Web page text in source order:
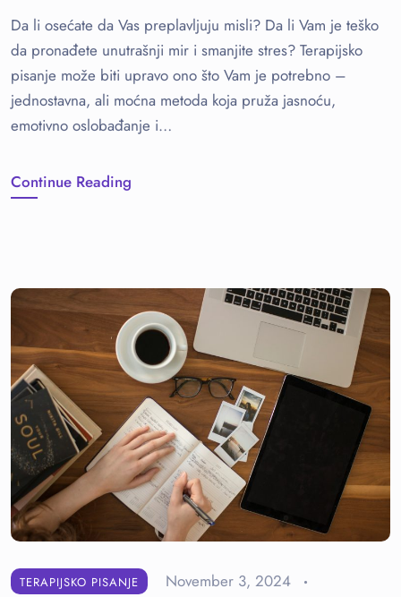
Da li osećate da Vas preplavljuju misli? Da li Vam je teško
da pronađete unutrašnji mir i smanjite stres? Terapijsko
pisanje može biti upravo ono što Vam je potrebno –
jednostavna, ali moćna metoda koja pruža jasnoću,
emotivno oslobađanje i…
Continue Reading
TERAPIJSKO PISANJE
November 3, 2024